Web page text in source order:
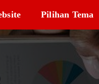
Pilihan Tema